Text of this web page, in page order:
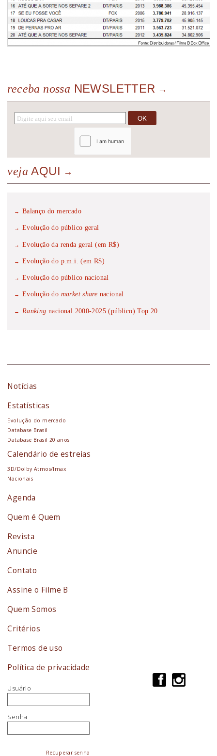
receba nossa NEWSLETTER
veja AQUI
Balanço do mercado
Evolução do público geral
Evolução da renda geral (em R$)
Evolução do p.m.i. (em R$)
Evolução do público nacional
Evolução do market share nacional
Ranking nacional 2000-2025 (público) Top 20
Notícias
Estatísticas
Evolução do mercado
Database Brasil
Database Brasil 20 anos
Calendário de estreias
3D/Dolby Atmos/Imax
Nacionais
Agenda
Quem é Quem
Revista
Anuncie
Contato
Assine o Filme B
Quem Somos
Critérios
Termos de uso
Política de privacidade
Usuário
Senha
Recuperar senha